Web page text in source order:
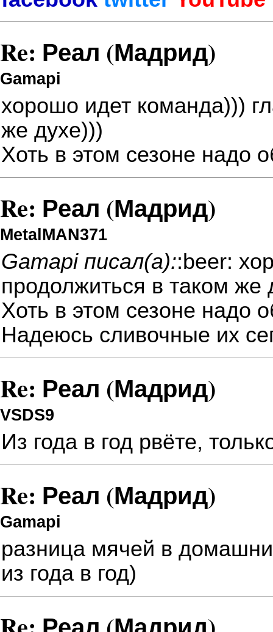
Re: Реал (Мадрид)
Gamapi
хорошо идет команда)))
же духе)))
Хоть в этом сезоне надо
Re: Реал (Мадрид)
MetalMAN371
Gamapi писал(а)::beer:
продолжиться в таком же
Хоть в этом сезоне надо
Надеюсь сливочные их
Re: Реал (Мадрид)
VSDS9
Из года в год рвёте,
Re: Реал (Мадрид)
Gamapi
разница мячей в
из года в год)